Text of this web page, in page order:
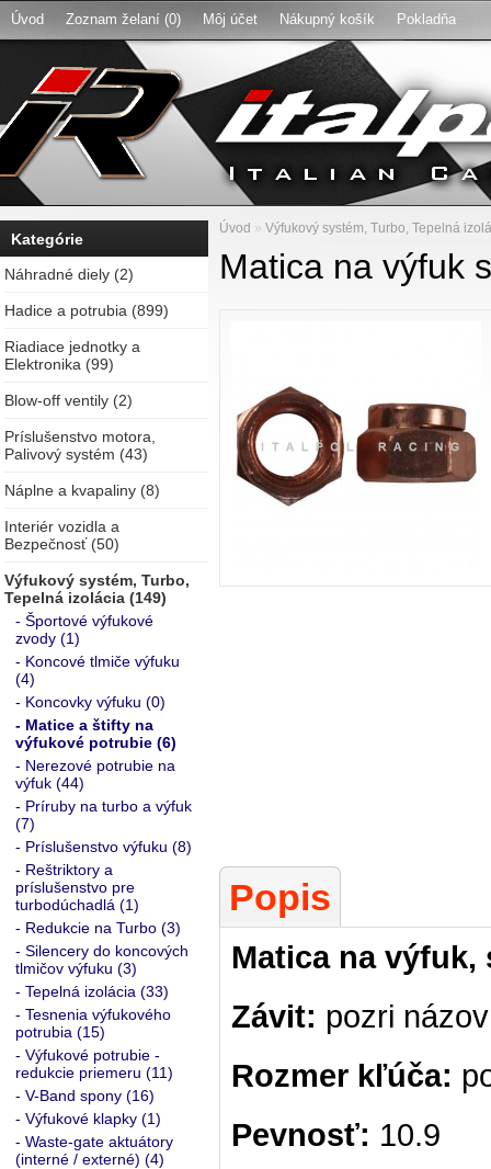
Úvod Zoznam želaní (0) Môj účet Nákupný košík Pokladňa
Kategórie
Náhradné diely (2)
Hadice a potrubia (899)
Riadiace jednotky a
Elektronika (99)
Blow-off ventily (2)
Príslušenstvo motora,
Palivový systém (43)
Náplne a kvapaliny (8)
Interiér vozidla a
Bezpečnosť (50)
Výfukový systém, Turbo,
Tepelná izolácia (149)
- Športové výfukové
zvody (1)
- Koncové tlmiče výfuku
(4)
- Koncovky výfuku (0)
- Matice a štifty na
výfukové potrubie (6)
- Nerezové potrubie na
výfuk (44)
- Príruby na turbo a výfuk
(7)
- Príslušenstvo výfuku (8)
- Reštriktory a
príslušenstvo pre
turbodúchadlá (1)
- Redukcie na Turbo (3)
- Silencery do koncových
tlmičov výfuku (3)
- Tepelná izolácia (33)
- Tesnenia výfukového
potrubia (15)
- Výfukové potrubie -
redukcie priemeru (11)
- V-Band spony (16)
- Výfukové klapky (1)
- Waste-gate aktuátory
(interné / externé) (4)
Úvod » Výfukový systém, Turbo, Tepelná
Matica na výfuk
Popis
Matica na výfuk,
Závit: pozri
Rozmer kľúča:
Pevnosť: 10.9